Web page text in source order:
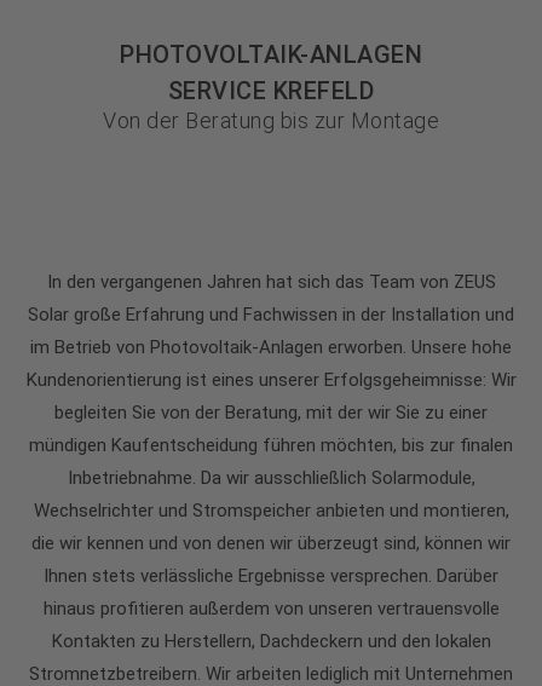
PHOTOVOLTAIK-ANLAGEN
SERVICE KREFELD
Von der Beratung bis zur Montage
In den vergangenen Jahren hat sich das Team von ZEUS
Solar große Erfahrung und Fachwissen in der Installation und
im Betrieb von Photovoltaik-Anlagen erworben. Unsere hohe
Kundenorientierung ist eines unserer Erfolgsgeheimnisse: Wir
begleiten Sie von der Beratung, mit der wir Sie zu einer
mündigen Kaufentscheidung führen möchten, bis zur finalen
Inbetriebnahme. Da wir ausschließlich Solarmodule,
Wechselrichter und Stromspeicher anbieten und montieren,
die wir kennen und von denen wir überzeugt sind, können wir
Ihnen stets verlässliche Ergebnisse versprechen. Darüber
hinaus profitieren außerdem von unseren vertrauensvolle
Kontakten zu Herstellern, Dachdeckern und den lokalen
Stromnetzbetreibern. Wir arbeiten lediglich mit Unternehmen